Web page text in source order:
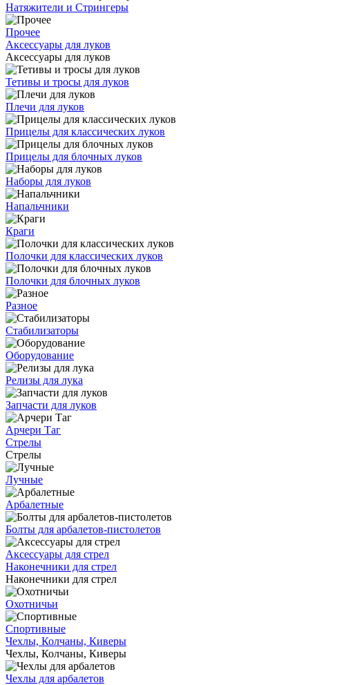
Натяжители и Стрингеры
Прочее
Аксессуары для луков
Аксессуары для луков
Тетивы и тросы для луков
Плечи для луков
Прицелы для классических луков
Прицелы для блочных луков
Наборы для луков
Напальчники
Краги
Полочки для классических луков
Полочки для блочных луков
Разное
Стабилизаторы
Оборудование
Релизы для лука
Запчасти для луков
Арчери Таг
Стрелы
Стрелы
Лучные
Арбалетные
Болты для арбалетов-пистолетов
Аксессуары для стрел
Наконечники для стрел
Наконечники для стрел
Охотничьи
Спортивные
Чехлы, Колчаны, Киверы
Чехлы, Колчаны, Киверы
Чехлы для арбалетов